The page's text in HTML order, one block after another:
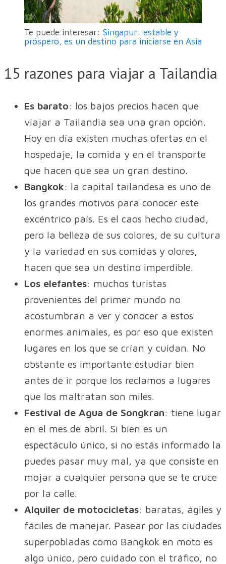
Te puede interesar: Singapur: estable y
próspero, es un destino para iniciarse en Asia
15 razones para viajar a Tailandia
Es barato: los bajos precios hacen que
viajar a Tailandia sea una gran opción.
Hoy en día existen muchas ofertas en el
hospedaje, la comida y en el transporte
que hacen que sea un gran destino.
Bangkok: la capital tailandesa es uno de
los grandes motivos para conocer este
excéntrico país. Es el caos hecho ciudad,
pero la belleza de sus colores, de su cultura
y la variedad en sus comidas y olores,
hacen que sea un destino imperdible.
Los elefantes: muchos turistas
provenientes del primer mundo no
acostumbran a ver y conocer a estos
enormes animales, es por eso que existen
lugares en los que se crían y cuidan. No
obstante es importante estudiar bien
antes de ir porque los reclamos a lugares
que los maltratan son miles.
Festival de Agua de Songkran: tiene lugar
en el mes de abril. Si bien es un
espectáculo único, si no estás informado la
puedes pasar muy mal, ya que consiste en
mojar a cualquier persona que se te cruce
por la calle.
Alquiler de motocicletas: baratas, ágiles y
fáciles de manejar. Pasear por las ciudades
superpobladas como Bangkok en moto es
algo único, pero cuidado con el tráfico, no